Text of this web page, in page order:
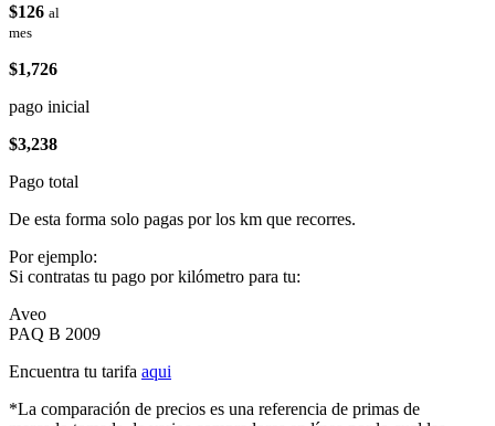
$126 al
mes
$1,726
pago inicial
$3,238
Pago total
De esta forma solo pagas por los km que recorres.
Por ejemplo:
Si contratas tu pago por kilómetro para tu:
Aveo
PAQ B 2009
Encuentra tu tarifa aqui
*La comparación de precios es una referencia de primas de